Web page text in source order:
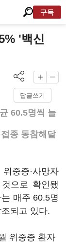
구독
'백신
답글쓰기
60.5명씩 늘
종 동참해달
중증·사망자
으로 확인됐
매주 60.5명
되고 있다.
위중증 환자